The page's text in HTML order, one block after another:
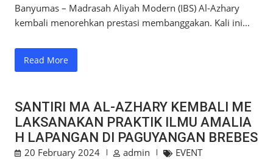
Banyumas – Madrasah Aliyah Modern (IBS) Al-Azhary
kembali menorehkan prestasi membanggakan. Kali ini…
Read More
SANTIRI MA AL-AZHARY KEMBALI ME
LAKSANAKAN PRAKTIK ILMU AMALIA
H LAPANGAN DI PAGUYANGAN BREBES
20 February 2024 admin
EVENT